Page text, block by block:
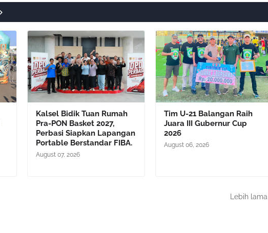
Kalsel Bidik Tuan Rumah
Pra-PON Basket 2027,
Perbasi Siapkan Lapangan
Portable Berstandar FIBA.
August 07, 2026
Tim U-21 Balangan Raih
Juara III Gubernur Cup
2026
August 06, 2026
Lebih lama